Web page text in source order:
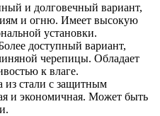
и долговечный вариант,
и огню. Имеет высокую
установки.
доступный вариант,
черепицы. Обладает
к влаге.
из стали с защитным
и экономичная. Может быть